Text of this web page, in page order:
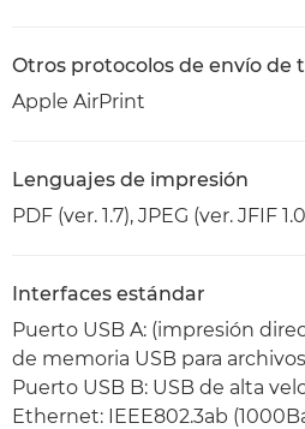
Otros protocolos de envío de
Apple AirPrint
Lenguajes de impresión
PDF (ver. 1.7), JPEG (ver. JFIF
Interfaces estándar
Puerto USB A: (impresión
de memoria USB para
Puerto USB B: USB de alta
Ethernet: IEEE802.3ab